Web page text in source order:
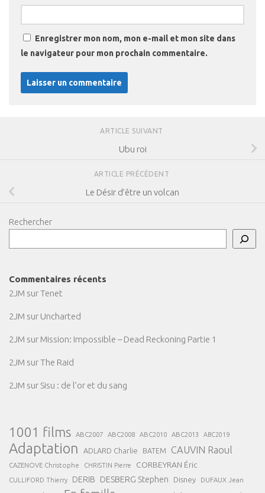
Enregistrer mon nom, mon e-mail et mon site dans
le navigateur pour mon prochain commentaire.
ARTICLE SUIVANT
Ubu roi
ARTICLE PRÉCÉDENT
Le Désir d’être un volcan
Rechercher
Commentaires récents
2JM surTenet
2JM sur Uncharted
2JM sur Mission: Impossible – Dead Reckoning Partie 1
2JM surThe Raid
2JM sur Sisu : de l’or et du sang
1001 films ABC2007 ABC2008 ABC2010 ABC2013 ABC2019
Adaptation ADLARD Charlie BATEM CAUVIN Raoul
CAZENOVE Christophe CHRISTIN Pierre CORBEYRAN Éric
CULLIFORD Thierry DERIB DESBERG Stephen Disney DUFAUX Jean